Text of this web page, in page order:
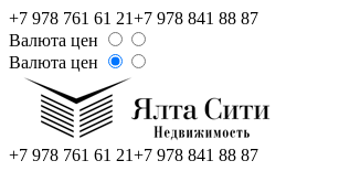
+7 978 761 61 21+7 978 841 88 87
Валюта цен
Валюта цен
+7 978 761 61 21+7 978 841 88 87